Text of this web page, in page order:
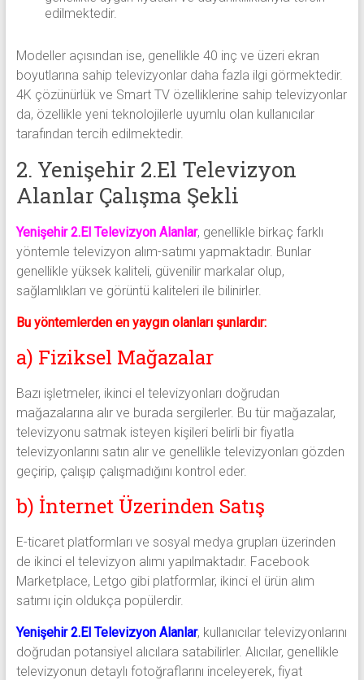
edilmektedir.
Modeller açısından ise, genellikle 40 inç ve üzeri ekran
boyutlarına sahip televizyonlar daha fazla ilgi görmektedir.
4K çözünürlük ve Smart TV özelliklerine sahip televizyonlar
da, özellikle yeni teknolojilerle uyumlu olan kullanıcılar
tarafından tercih edilmektedir.
2. Yenişehir 2.El Televizyon
Alanlar Çalışma Şekli
Yenişehir 2.El Televizyon Alanlar, genellikle birkaç farklı
yöntemle televizyon alım-satımı yapmaktadır. Bunlar
genellikle yüksek kaliteli, güvenilir markalar olup,
sağlamlıkları ve görüntü kaliteleri ile bilinirler.
Bu yöntemlerden en yaygın olanları şunlardır:
a) Fiziksel Mağazalar
Bazı işletmeler, ikinci el televizyonları doğrudan
mağazalarına alır ve burada sergilerler. Bu tür mağazalar,
televizyonu satmak isteyen kişileri belirli bir fiyatla
televizyonlarını satın alır ve genellikle televizyonları gözden
geçirip, çalışıp çalışmadığını kontrol eder.
b) İnternet Üzerinden Satış
E-ticaret platformları ve sosyal medya grupları üzerinden
de ikinci el televizyon alımı yapılmaktadır. Facebook
Marketplace, Letgo gibi platformlar, ikinci el ürün alım
satımı için oldukça popülerdir.
Yenişehir 2.El Televizyon Alanlar, kullanıcılar televizyonlarını
doğrudan potansiyel alıcılara satabilirler. Alıcılar, genellikle
televizyonun detaylı fotoğraflarını inceleyerek, fiyat